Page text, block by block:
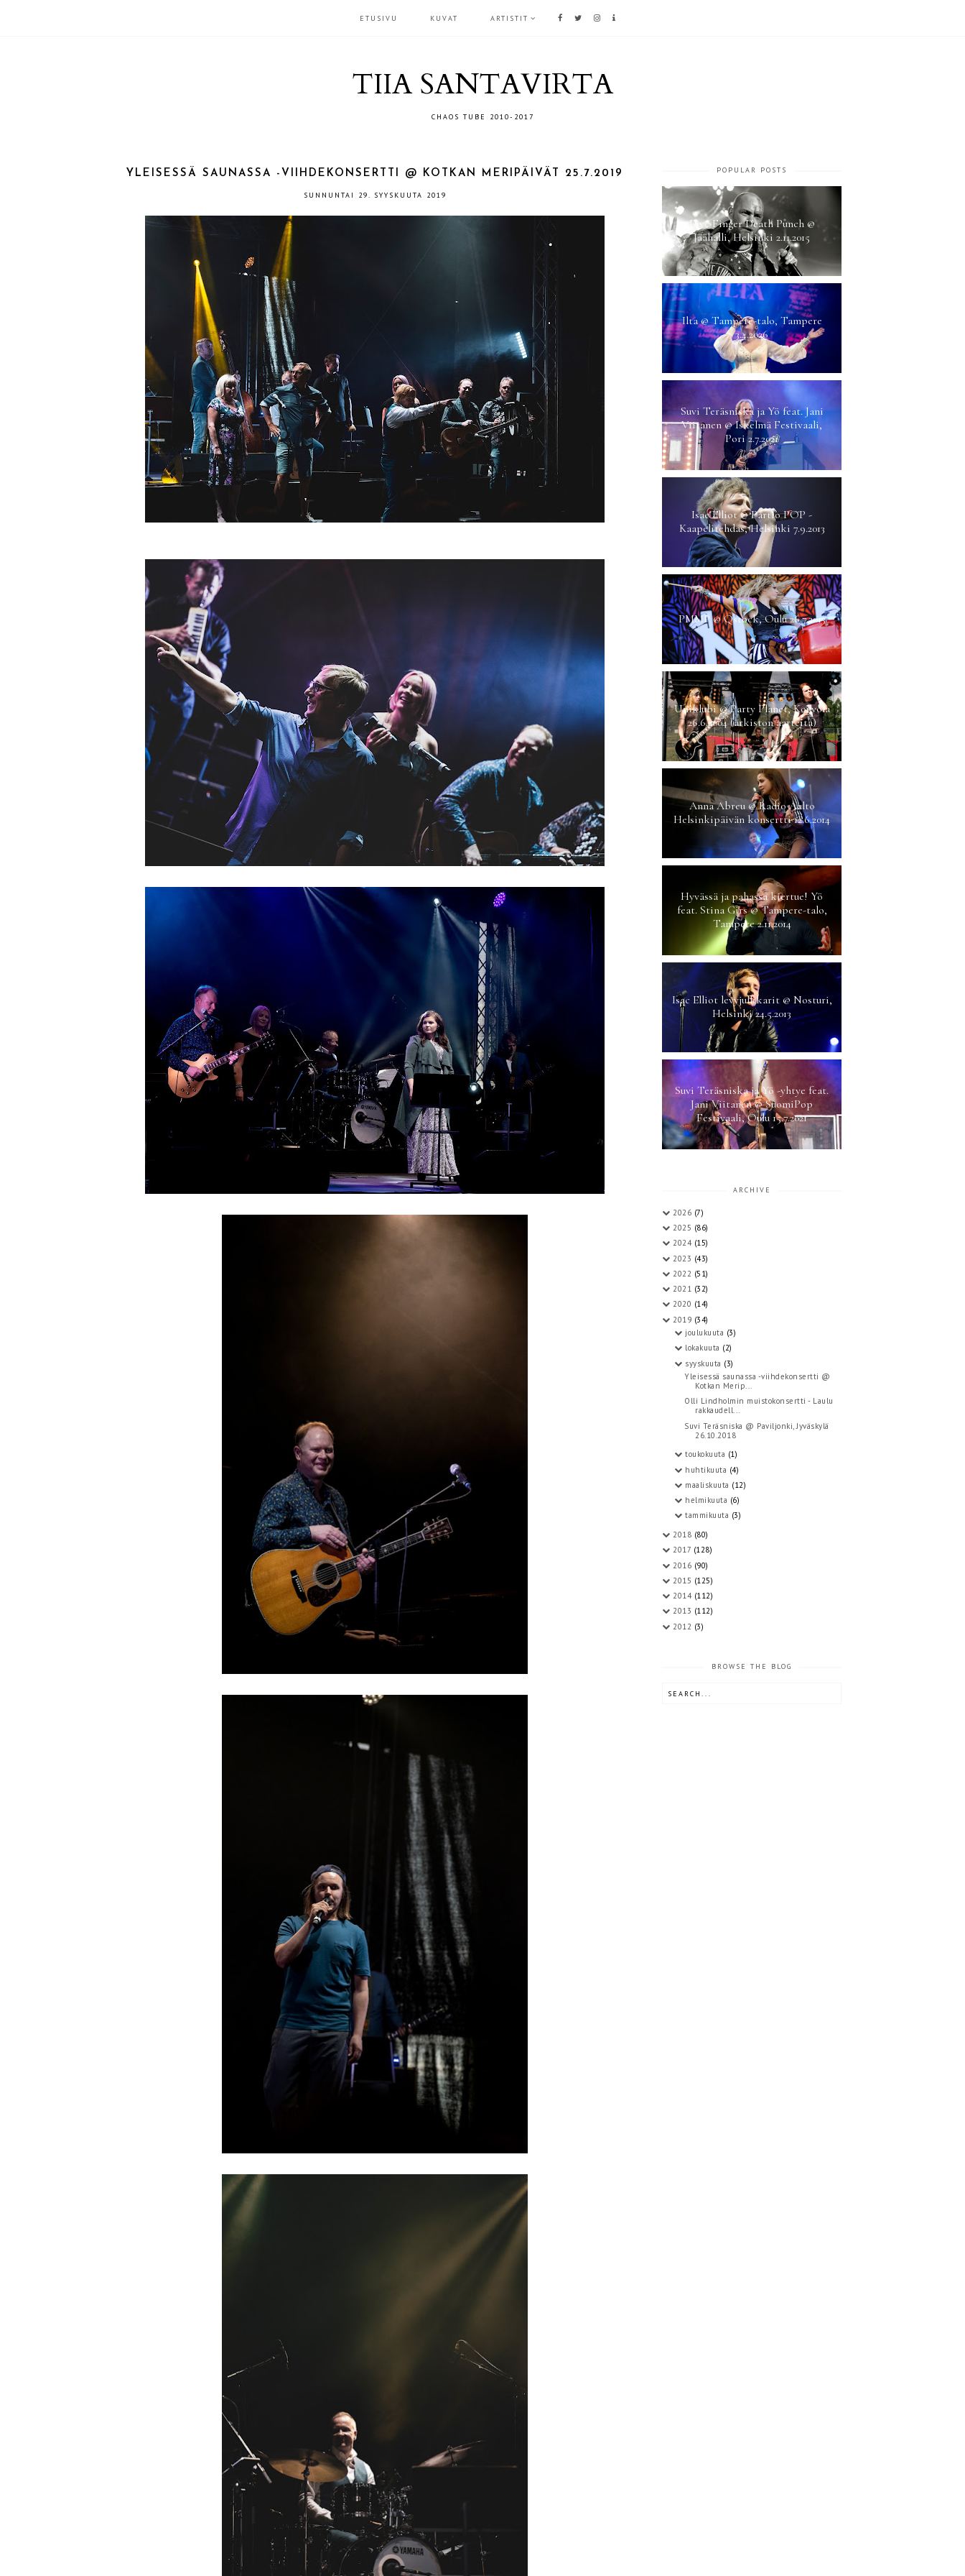
ETUSIVU KUVAT ARTISTIT
TIIA SANTAVIRTA
CHAOS TUBE 2010-2017
YLEISESSÄ SAUNASSA -VIIHDEKONSERTTI @ KOTKAN MERIPÄIVÄT 25.7.2019
SUNNUNTAI 29. SYYSKUUTA 2019
POPULAR POSTS
Five Finger Death Punch @
Jäähalli, Helsinki 2.11.2015
Ilta @ Tampere-talo, Tampere
3.4.2026
Suvi Teräsniska ja Yö feat. Jani
Viitanen @ Iskelmä Festivaali,
Pori 2.7.2021
Isac Elliot @ Partio POP -
Kaapelitehdas, Helsinki 7.9.2013
PMMP @ Qstock, Oulu 26.7.2013
Uniklubi @ Party Planet, Kouvola
26.6.2004 (arkiston aarteita)
Anna Abreu @ Radio Aalto
Helsinkipäivän konsertti 12.6.2014
Hyvässä ja pahassa kiertue! Yö
feat. Stina Girs @ Tampere-talo,
Tampere 2.11.2014
Isac Elliot levyjulkkarit @ Nosturi,
Helsinki 24.5.2013
Suvi Teräsniska ja Yö -yhtye feat.
Jani Viitanen @ SuomiPop
Festivaali, Oulu 15.7.2021
ARCHIVE
2026 (7)
2025 (86)
2024 (15)
2023 (43)
2022 (51)
2021 (32)
2020 (14)
2019 (34)
joulukuuta (3)
lokakuuta (2)
syyskuuta (3)
Yleisessä saunassa -viihdekonsertti @
Kotkan Merip...
Olli Lindholmin muistokonsertti - Laulu
rakkaudell...
Suvi Teräsniska @ Paviljonki, Jyväskylä
26.10.2018
toukokuuta (1)
huhtikuuta (4)
maaliskuuta (12)
helmikuuta (6)
tammikuuta (3)
2018 (80)
2017 (128)
2016 (90)
2015 (125)
2014 (112)
2013 (112)
2012 (3)
BROWSE THE BLOG